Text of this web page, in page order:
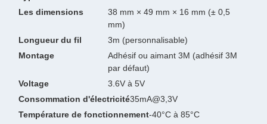
Les dimensions
38 mm × 49 mm × 16 mm (± 0,5
mm)
Longueur du fil
3m (personnalisable)
Montage
Adhésif ou aimant 3M (adhésif 3M
par défaut)
Voltage
3.6V à 5V
Consommation d'électricité35mA@3,3V
Température de fonctionnement-40°C à 85°C